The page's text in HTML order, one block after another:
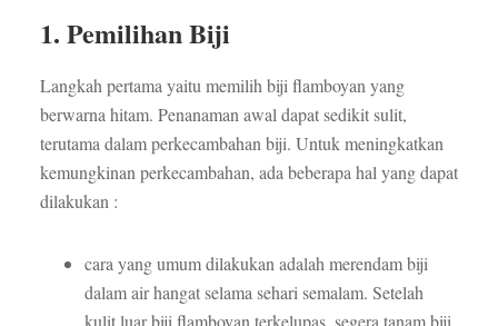
1. Pemilihan Biji
Langkah pertama yaitu memilih biji flamboyan yang
berwarna hitam. Penanaman awal dapat sedikit sulit,
terutama dalam perkecambahan biji. Untuk meningkatkan
kemungkinan perkecambahan, ada beberapa hal yang dapat
dilakukan :
cara yang umum dilakukan adalah merendam biji
dalam air hangat selama sehari semalam. Setelah
kulit luar biji flamboyan terkelupas, segera tanam biji